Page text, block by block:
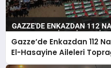
Gazze’de Enkazdan 112
El-Hasayine Aileleri